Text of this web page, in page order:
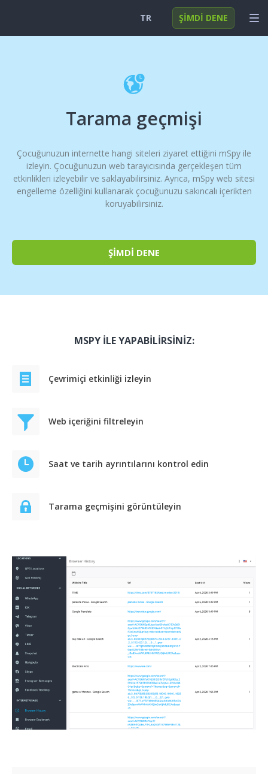
TR
Türkçe
日本
Polski
Nederlands
ŞİMDİ DENE
Tarama geçmişi
Çocuğunuzun internette hangi siteleri ziyaret ettiğini mSpy ile
izleyin. Çocuğunuzun web tarayıcısında gerçekleşen tüm
etkinlikleri izleyebilir ve saklayabilirsiniz. Ayrıca, mSpy web sitesi
engelleme özelliğini kullanarak çocuğunuzu sakıncalı içerikten
koruyabilirsiniz.
ŞİMDİ DENE
MSPY İLE YAPABİLİRSİNİZ:
Çevrimiçi etkinliği izleyin
Web içeriğini filtreleyin
Saat ve tarih ayrıntılarını kontrol edin
Tarama geçmişini görüntüleyin